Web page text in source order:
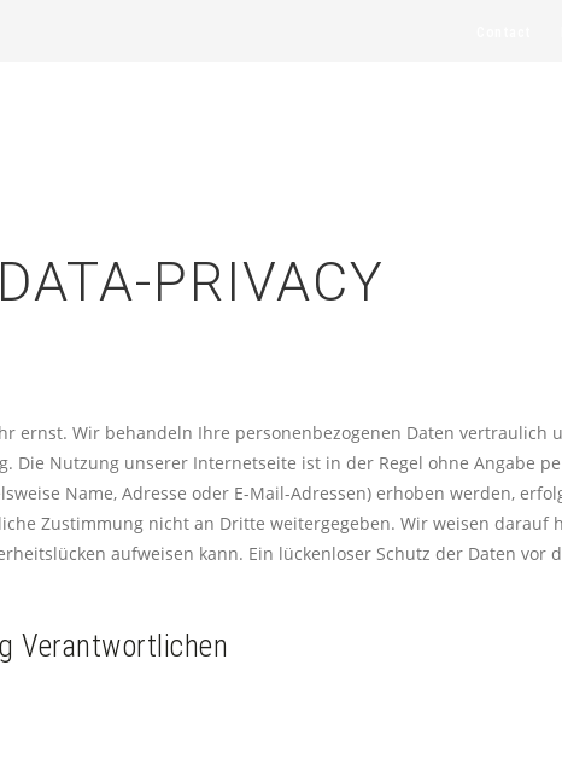
DATA-PRIVACY
ernst. Wir behandeln Ihre personenbezogenen Daten vertraulich
Nutzung unserer Internetseite ist in der Regel ohne Angabe
Name, Adresse oder E-Mail-Adressen) erhoben werden,
Zustimmung nicht an Dritte weitergegeben. Wir weisen darauf
aufweisen kann. Ein lückenloser Schutz der Daten vor
Verantwortlichen